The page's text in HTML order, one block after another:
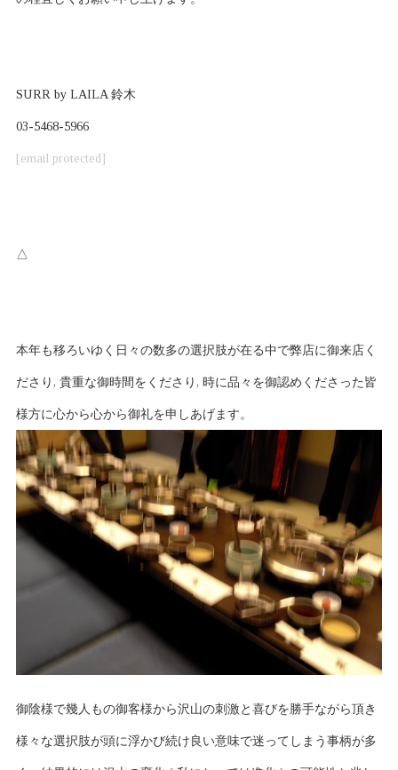
SURR by LAILA 鈴木
03-5468-5966
[email protected]
△
本年も移ろいゆく日々の数多の選択肢が在る中で弊店に御来店く
ださり, 貴重な御時間をくださり, 時に品々を御認めくださった皆
様方に心から心から御礼を申しあげます。
御陰様で幾人もの御客様から沢山の刺激と喜びを勝手ながら頂き
様々な選択肢が頭に浮かび続け良い意味で迷ってしまう事柄が多